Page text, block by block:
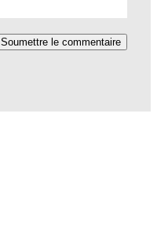
Soumettre le commentaire